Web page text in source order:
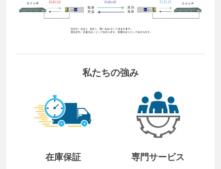
私たちの強み
在庫保証 専門サービス